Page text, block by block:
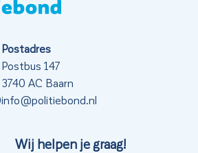
Postadres
Postbus 147
3740 AC Baarn
info@politiebond.nl
Wij helpen je graag!